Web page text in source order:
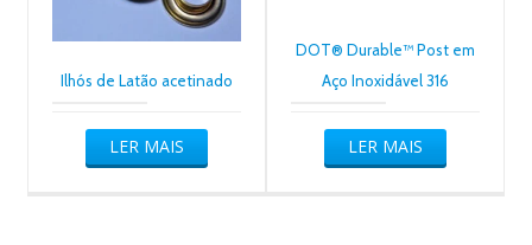
Ilhós de Latão acetinado
LER MAIS
DOT® Durable™ Post em
Aço Inoxidável 316
LER MAIS